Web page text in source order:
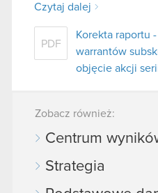
Czytaj dalej
PDF
Korekta raportu
warrantów
objęcie akcji
Zobacz również:
Centrum
Strategia